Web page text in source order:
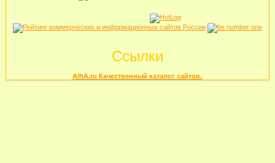
Ссылки
AlhA.ru Качественный каталог сайтов.